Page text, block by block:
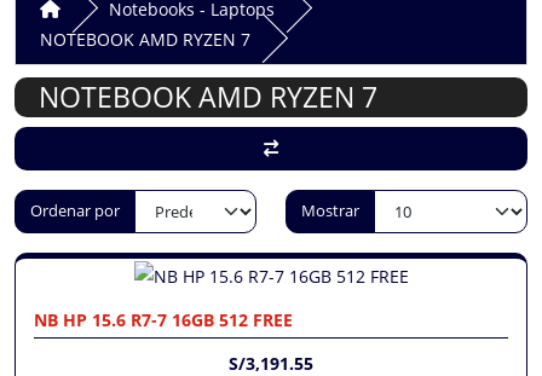
Notebooks - Laptops
NOTEBOOK AMD RYZEN 7
NOTEBOOK AMD RYZEN 7
Ordenar por Mostrar
NB HP 15.6 R7-7 16GB 512 FREE
S/3,191.55